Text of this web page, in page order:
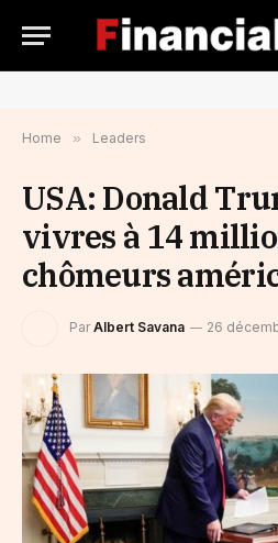
Home » Leaders
USA: Donald
vivres à 14
chômeurs
Par Albert Savana 26